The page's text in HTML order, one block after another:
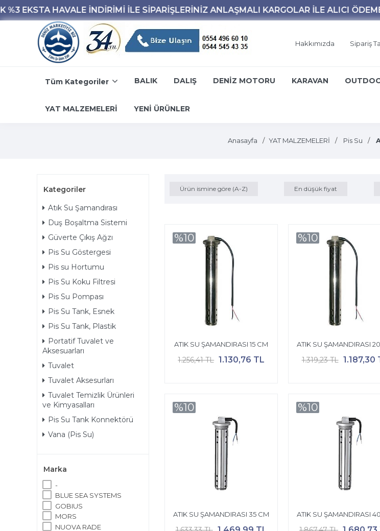
Hakkımızda Sipariş
Tüm Kategoriler BALIK DALIŞ DENİZ MOTORU KARAVAN
YAT MALZEMELERİ YENİ ÜRÜNLER
Anasayfa YAT MALZEMELERİ Pis Su
Kategoriler
Atık Su Şamandırası
Duş Boşaltma Sistemi
Güverte Çıkış Ağzı
Pis Su Göstergesi
Pis su Hortumu
Pis Su Koku Filtresi
Pis Su Pompası
Pis Su Tank, Esnek
Pis Su Tank, Plastik
Portatif Tuvalet ve
Aksesuarları
Tuvalet
Tuvalet Aksesurları
Tuvalet Temizlik Ürünleri
ve Kimyasalları
Pis Su Tank Konnektörü
Vana (Pis Su)
Marka
-
BLUE SEA SYSTEMS
GOBIUS
MORS
NUOVA RADE
Ürün ismine göre (A-Z) En düşük fiyat
ATIK SU ŞAMANDIRASI 15 CM
1.256,41 TL 1.130,76 TL
%10
ATIK SU ŞAMANDIRASI
1.319,23 TL 1.187,30
%10
ATIK SU ŞAMANDIRASI 35 CM
%10
ATIK SU ŞAMANDIRASI
%10